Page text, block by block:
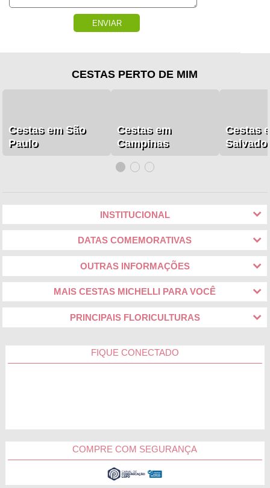
ENVIAR
CESTAS PERTO DE MIM
Cestas em São
Paulo
Cestas em
Campinas
Cestas
INSTITUCIONAL
DATAS COMEMORATIVAS
OUTRAS INFORMAÇÕES
MAIS CESTAS MICHELLI PARA VOCÊ
PRINCIPAIS FLORICULTURAS
FIQUE CONECTADO
COMPRE COM SEGURANÇA